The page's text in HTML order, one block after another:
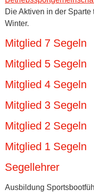
Die Aktiven in der
Winter.
Mitglied 7 Segeln
Mitglied 5 Segeln
Mitglied 4 Segeln
Mitglied 3 Segeln
Mitglied 2 Segeln
Mitglied 1 Segeln
Segellehrer
Ausbildung